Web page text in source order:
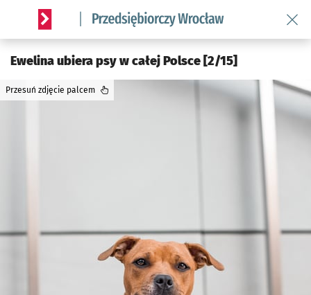
Serwis informacyjny wroclaw.pl podserwis: Strategia
Ewelina ubiera psy w całej Polsce [2/15]
Przesuń zdjęcie palcem